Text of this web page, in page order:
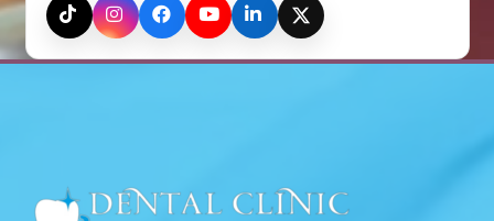
TikTokInstagramFacebookYouTubeLinkedInX (Twitter)